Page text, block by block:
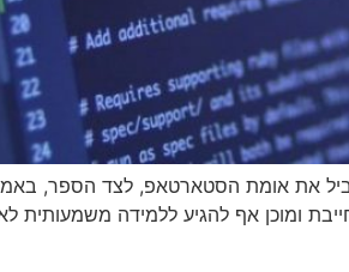
יצמחו להוביל את אומת הסטארטאפ, לצד
ומוכן אף להגיע ללמידה